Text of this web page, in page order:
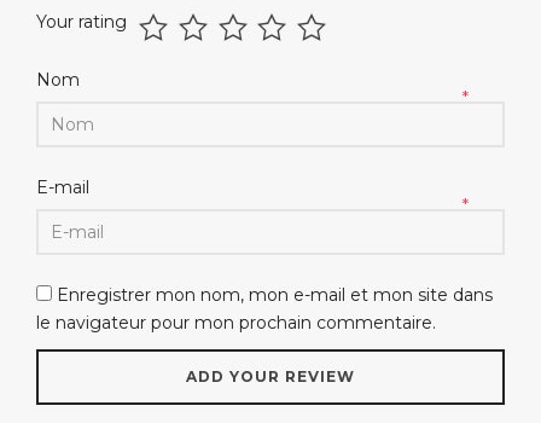
Your rating
Nom
*
E-mail
*
Enregistrer mon nom, mon e-mail et mon site dans
le navigateur pour mon prochain commentaire.